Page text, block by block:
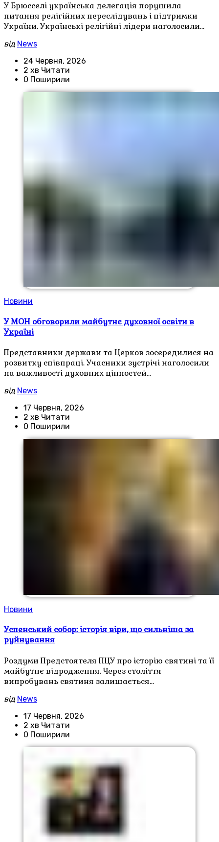
У Брюсселі українська делегація порушила
питання релігійних переслідувань і підтримки
України. Українські релігійні лідери наголосили…
від News
24 Червня, 2026
2 хв Читати
0 Поширили
Новини
У МОН обговорили майбутнє духовної освіти в
Україні
Представники держави та Церков зосередилися на
розвитку співпраці. Учасники зустрічі наголосили
на важливості духовних цінностей…
від News
17 Червня, 2026
2 хв Читати
0 Поширили
Новини
Успенський собор: історія віри, що сильніша за
руйнування
Роздуми Предстоятеля ПЦУ про історію святині та її
майбутнє відродження. Через століття
випробувань святиня залишається…
від News
17 Червня, 2026
2 хв Читати
0 Поширили